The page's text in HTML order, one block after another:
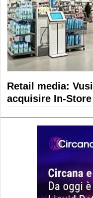
Retail media:
acquisire In-